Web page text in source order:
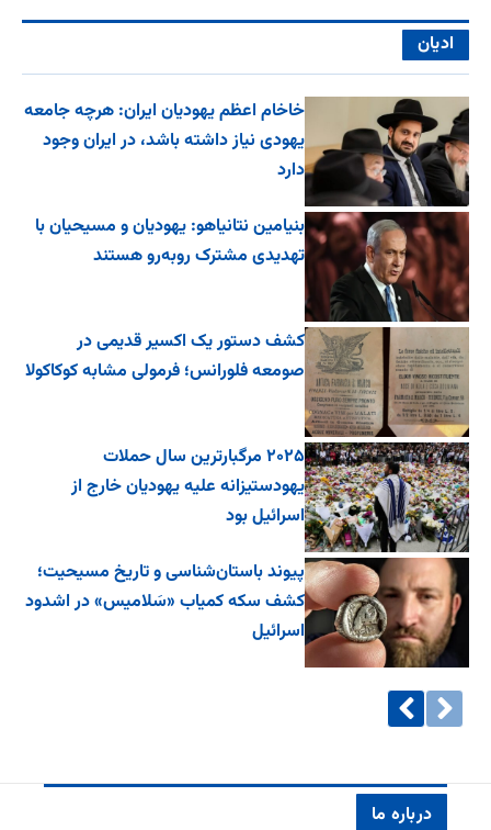
ادیان
خاخام اعظم یهودیان ایران: هرچه جامعه
یهودی نیاز داشته باشد، در ایران وجود
دارد
بنیامین نتانیاهو: یهودیان و مسیحیان با
تهدیدی مشترک روبه‌رو هستند
کشف دستور یک اکسیر قدیمی در
صومعه فلورانس؛ فرمولی مشابه کوکاکولا
۲۰۲۵ مرگبارترین سال حملات
یهودستیزانه علیه یهودیان خارج از
اسرائیل بود
پیوند باستان‌شناسی و تاریخ مسیحیت؛
کشف سکه کمیاب «سَلامیس» در اشدود
اسرائیل
درباره ما